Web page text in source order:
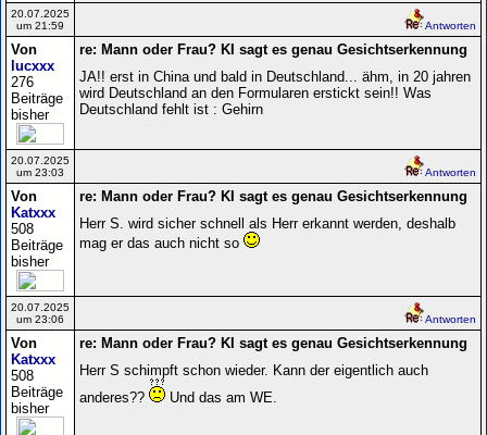
20.07.2025
um 21:59
Antworten
Von
lucxxx
276
Beiträge
bisher
re: Mann oder Frau? KI sagt es genau Gesichtserkennung
JA!! erst in China und bald in Deutschland... ähm, in 20 jahren
wird Deutschland an den Formularen erstickt sein!! Was
Deutschland fehlt ist : Gehirn
20.07.2025
um 23:03
Antworten
Von
Katxxx
508
Beiträge
bisher
re: Mann oder Frau? KI sagt es genau Gesichtserkennung
Herr S. wird sicher schnell als Herr erkannt werden, deshalb
mag er das auch nicht so
20.07.2025
um 23:06
Antworten
Von
Katxxx
508
Beiträge
bisher
re: Mann oder Frau? KI sagt es genau Gesichtserkennung
Herr S schimpft schon wieder. Kann der eigentlich auch
anderes??
Und das am WE.